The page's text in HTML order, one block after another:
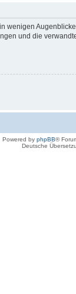
und die
Powered by phpBB®
Deutsche